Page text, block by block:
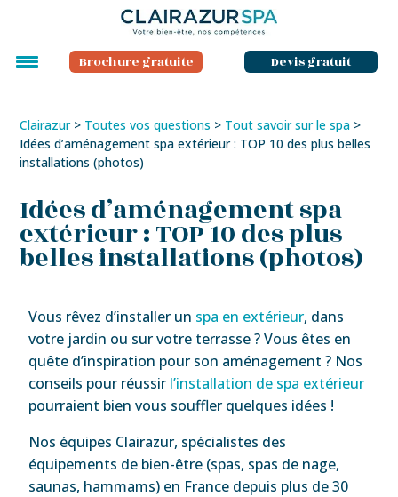
Brochure gratuite Devis gratuit
Clairazur> Toutes vos questions > Tout savoir sur le spa >
Idées d’aménagement spa extérieur : TOP 10 des plus belles
installations (photos)
Idées d’aménagement spa
extérieur : TOP 10 des plus
belles installations (photos)
Vous rêvez d’installer un spa en extérieur, dans
votre jardin ou sur votre terrasse ? Vous êtes en
quête d’inspiration pour son aménagement ? Nos
conseils pour réussir l’installation de spa extérieur
pourraient bien vous souffler quelques idées !
Nos équipes Clairazur, spécialistes des
équipements de bien-être (spas, spas de nage,
saunas, hammams) en France depuis plus de 30